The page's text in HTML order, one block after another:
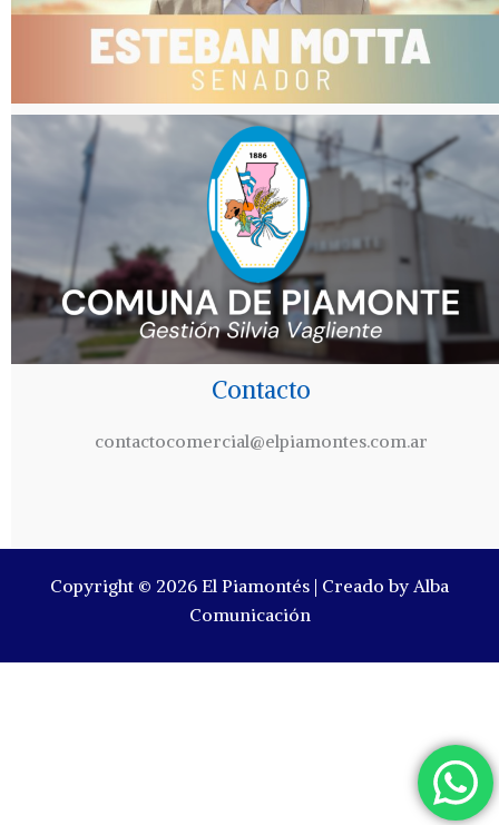
Contacto
contactocomercial@elpiamontes.com.ar
Copyright © 2026 El Piamontés | Creado by Alba
Comunicación